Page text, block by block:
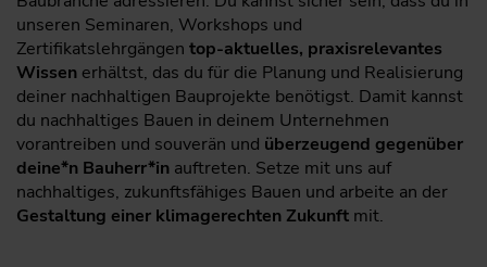
unseren Seminaren, Workshops und
Zertifikatslehrgängen top-aktuelles, praxisrelevantes
Wissen erhältst, das du für die Planung und Realisierung
deiner nachhaltigen Bauprojekte benötigst. Damit kannst
du nachhaltiges Bauen in deinem Unternehmen
vorantreiben und souverän und überzeugend gegenüber
deine*n Bauherr*in auftreten. Setze mit uns auf
nachhaltiges, zukunftsfähiges Bauen und arbeite an der
Gestaltung einer klimagerechten Zukunft mit.